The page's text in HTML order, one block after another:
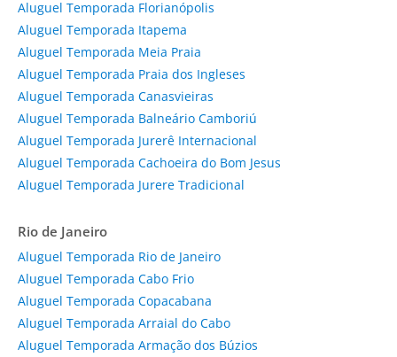
Aluguel Temporada Florianópolis
Aluguel Temporada Itapema
Aluguel Temporada Meia Praia
Aluguel Temporada Praia dos Ingleses
Aluguel Temporada Canasvieiras
Aluguel Temporada Balneário Camboriú
Aluguel Temporada Jurerê Internacional
Aluguel Temporada Cachoeira do Bom Jesus
Aluguel Temporada Jurere Tradicional
Rio de Janeiro
Aluguel Temporada Rio de Janeiro
Aluguel Temporada Cabo Frio
Aluguel Temporada Copacabana
Aluguel Temporada Arraial do Cabo
Aluguel Temporada Armação dos Búzios